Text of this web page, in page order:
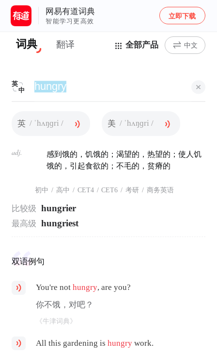
网易有道词典
智能学习更高效
立即下载
词典 翻译 全部产品 中文
英
中
英 / ˈhʌŋɡri / 美 / ˈhʌŋɡri /
adj.
感到饿的，饥饿的；渴望的，热望的；使人饥
饿的，引起食欲的；不毛的，贫瘠的
初中 / 高中 / CET4 / CET6 / 考研 / 商务英语
比较级 hungrier
最高级 hungriest
双语例句
You're nothungry, are you?
你不饿，对吧？
《牛津词典》
All this gardening ishungry work.